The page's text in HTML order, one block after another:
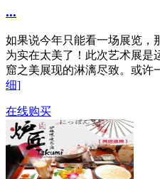
...
如果说今年只能看一场展览，
为实在太美了！此次艺术展是
窟之美展现的淋漓尽致。或许
细]
在线购买